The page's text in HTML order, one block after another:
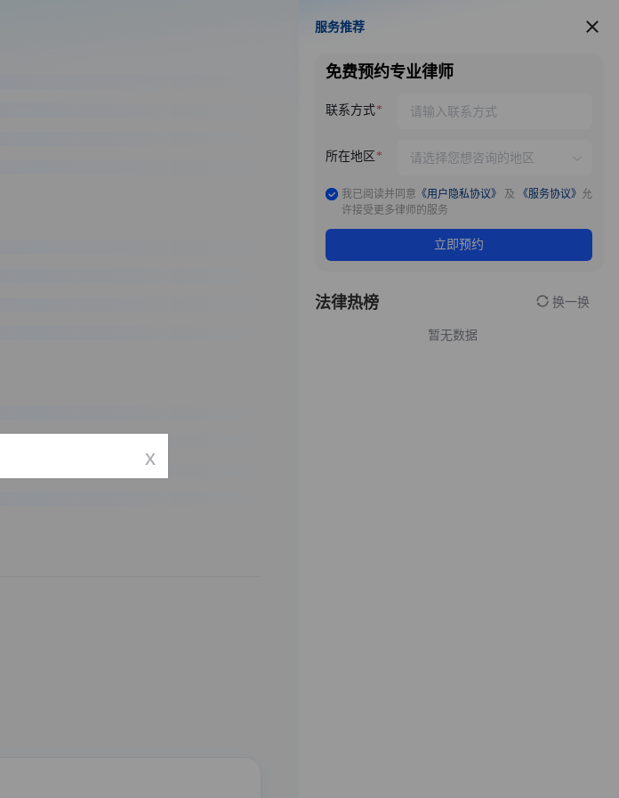
服务推荐
服务推荐
免费预约专业律师
联系方式
所在地区
我已阅读并同意 《用户隐私协议》 及 《服务协议》 允
许接受更多律师的服务
立即预约
法律热榜 换一换
暂无数据
x